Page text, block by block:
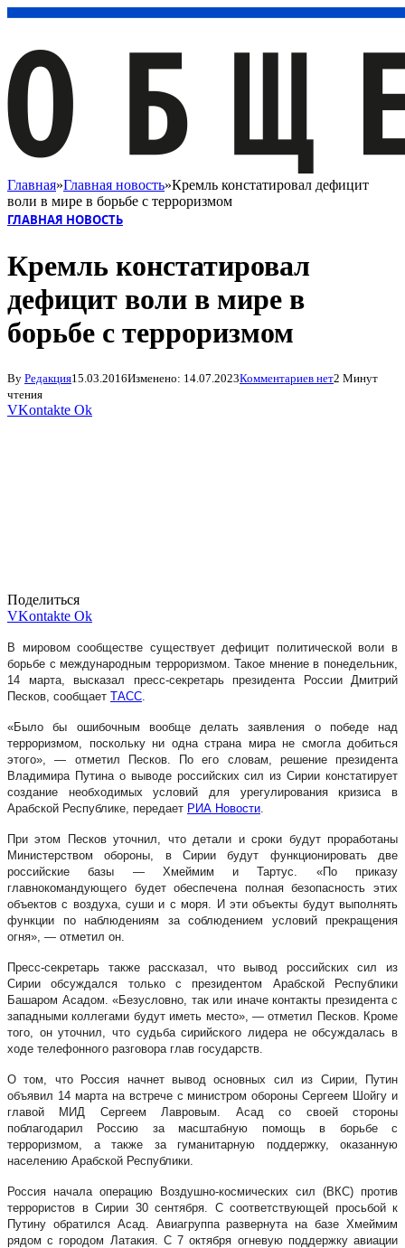
Главная»Главная новость»Кремль констатировал дефицит
воли в мире в борьбе с терроризмом
ГЛАВНАЯ НОВОСТЬ
Кремль констатировал
дефицит воли в мире в
борьбе с терроризмом
By Редакция15.03.2016Изменено: 14.07.2023Комментариев нет2 Минут
чтения
VKontakte Ok
Поделиться
VKontakte Ok
В мировом сообществе существует дефицит политической воли в
борьбе с международным терроризмом. Такое мнение в понедельник,
14 марта, высказал пресс-секретарь президента России Дмитрий
Песков, сообщает ТАСС
«Было бы ошибочным вообще делать заявления о победе над
терроризмом, поскольку ни одна страна мира не смогла добиться
этого», — отметил Песков. По его словам, решение президента
Владимира Путина о выводе российских сил из Сирии констатирует
создание необходимых условий для урегулирования кризиса в
Арабской Республике, передает РИА Новости
При этом Песков уточнил, что детали и сроки будут проработаны
Министерством обороны, в Сирии будут функционировать две
российские базы — Хмеймим и Тартус. «По приказу
главнокомандующего будет обеспечена полная безопасность этих
объектов с воздуха, суши и с моря. И эти объекты будут выполнять
функции по наблюдениям за соблюдением условий прекращения
огня», — отметил он.
Пресс-секретарь также рассказал, что вывод российских сил из
Сирии обсуждался только с президентом Арабской Республики
Башаром Асадом. «Безусловно, так или иначе контакты президента с
западными коллегами будут иметь место», — отметил Песков. Кроме
того, он уточнил, что судьба сирийского лидера не обсуждалась в
ходе телефонного разговора глав государств.
О том, что Россия начнет вывод основных сил из Сирии, Путин
объявил 14 марта на встрече с министром обороны Сергеем Шойгу и
главой МИД Сергеем Лавровым. Асад со своей стороны
поблагодарил Россию за масштабную помощь в борьбе с
терроризмом, а также за гуманитарную поддержку, оказанную
населению Арабской Республики.
Россия начала операцию Воздушно-космических сил (ВКС) против
террористов в Сирии 30 сентября. С соответствующей просьбой к
Путину обратился Асад. Авиагруппа развернута на базе Хмеймим
рядом с городом Латакия. С 7 октября огневую поддержку авиации